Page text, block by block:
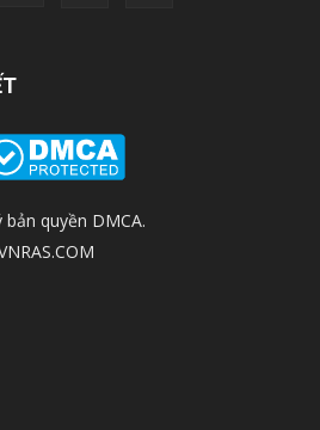
quyền DMCA.